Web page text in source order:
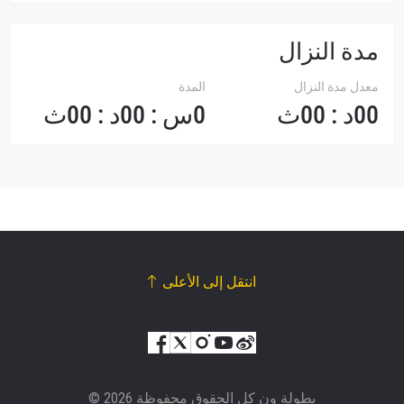
مدة النزال
معدل مدة النزال
00د : 00ث
المدة
0س : 00د : 00ث
انتقل إلى الأعلى
© بطولة ون كل الحقوق محفوظة 2026